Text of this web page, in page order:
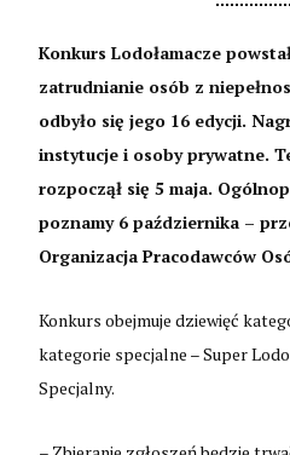
Konkurs Lodołamacze
zatrudnianie osób z
odbyło się jego 16 edycji.
instytucje i osoby prywatne.
rozpoczął się 5 maja.
poznamy 6 października –
Organizacja Pracodawców
Konkurs obejmuje dziewięć
kategorie specjalne – Super
Specjalny.